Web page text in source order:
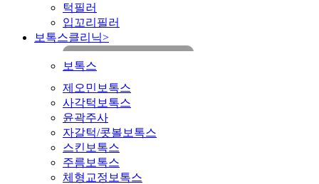
턱필러
입꼬리필러
보톡스클리닉>
보톡스
제오민보톡스
사각턱보톡스
윤곽주사
자갈턱/콧볼보톡스
스킨보톡스
주름보톡스
체형교정보톡스